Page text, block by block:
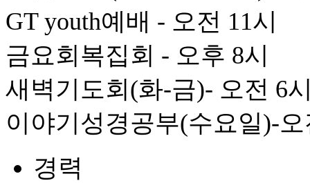
GT youth예배 - 오전 11시
금요회복집회 - 오후 8시
새벽기도회(화-금)- 오전 6
이야기성경공부(수요일)-
경력